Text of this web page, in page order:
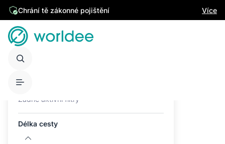
Chrání tě zákonné pojištění Více
Žádné aktivní filtry
Délka cesty